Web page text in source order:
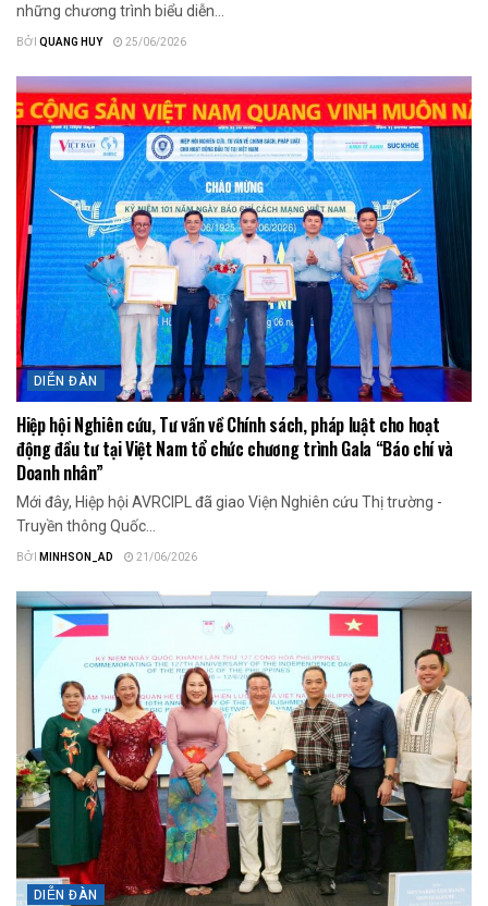
những chương trình biểu diễn...
BỞI QUANG HUY 25/06/2026
DIỄN ĐÀN
Hiệp hội Nghiên cứu, Tư vấn về Chính sách, pháp luật cho hoạt
động đầu tư tại Việt Nam tổ chức chương trình Gala “Báo chí và
Doanh nhân”
Mới đây, Hiệp hội AVRCIPL đã giao Viện Nghiên cứu Thị trường -
Truyền thông Quốc...
BỞI MINHSON_AD 21/06/2026
DIỄN ĐÀN